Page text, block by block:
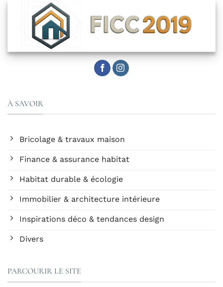
À SAVOIR
Bricolage & travaux maison
Finance & assurance habitat
Habitat durable & écologie
Immobilier & architecture intérieure
Inspirations déco & tendances design
Divers
PARCOURIR LE SITE